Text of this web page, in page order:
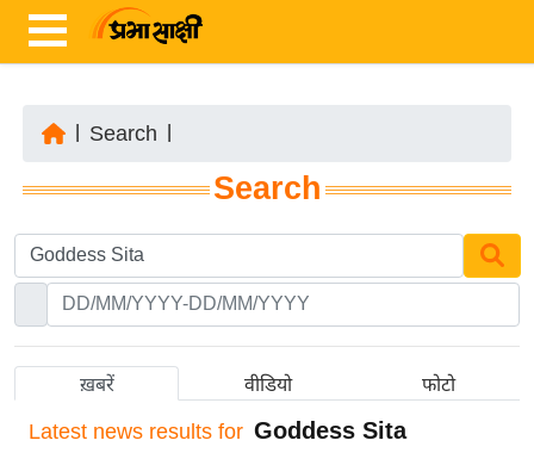
ज़ा
ख
र
ष्ट्री
अं
Search
Search
ख़बरें वीडियो फोटो
Latest news results for Goddess Sita